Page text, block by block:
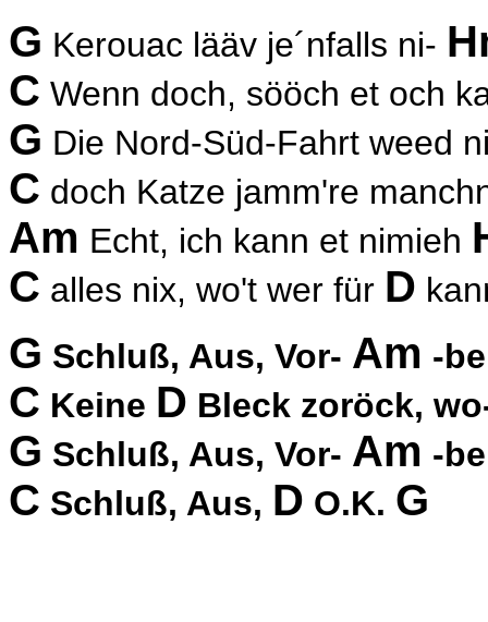
G Kerouac lääv je´nfalls ni-
C Wenn doch, sööch et och
G Die Nord-Süd-Fahrt weed
C doch Katze jamm're
Am Echt, ich kann et nimieh
C alles nix, wo't wer für D
G Schluß, Aus, Vor- Am -
C Keine D Bleck zoröck,
G Schluß, Aus, Vor- Am -
C Schluß, Aus, D O.K. G